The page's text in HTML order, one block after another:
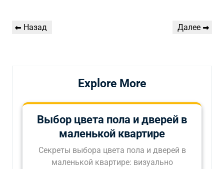
Навигация
Предыдущая
Назад
Следующая
Далее
Explore More
Выбор цвета пола и дверей в
маленькой квартире
Секреты выбора цвета пола и дверей в
маленькой квартире: визуально